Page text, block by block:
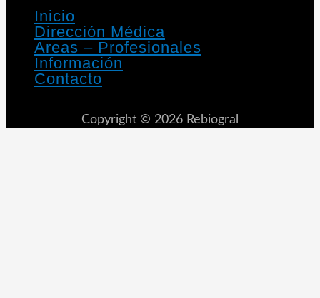
Inicio
Dirección Médica
Areas – Profesionales
Información
Contacto
Copyright © 2026 Rebiogral